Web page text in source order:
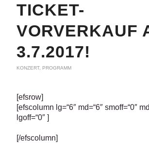
TICKET-
VORVERKAUF
3.7.2017!
KONZERT, PROGRAMM
[efsrow]
[efscolumn lg=“6″ md=“6″ smoff=“0″
lgoff=“0″ ]
[/efscolumn]